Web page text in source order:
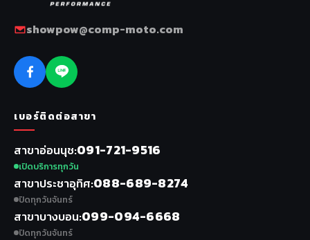
showpow@comp-moto.com
เบอร์ติดต่อสาขา
สาขาอ่อนนุช 091-721-9516
เปิดบริการทุกวัน
สาขาประชาอุทิศ 088-689-8274
ปิดทุกวันจันทร์
สาขาบางบอน 099-094-6668
ปิดทุกวันจันทร์